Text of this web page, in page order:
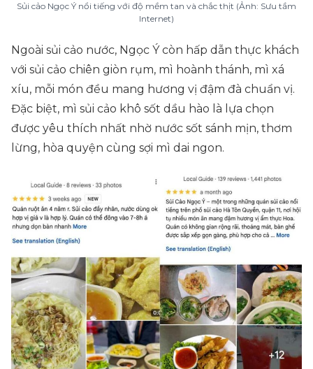
Sủi cảo Ngọc Ý nổi tiếng với độ mềm tan và chắc thịt (Ảnh: Sưu tầm
Internet)
Ngoài sủi cảo nước, Ngọc Ý còn hấp dẫn thực khách
với sủi cảo chiên giòn rụm, mì hoành thánh, mì xá
xíu, mỗi món đều mang hương vị đậm đà chuẩn vị.
Đặc biệt, mì sủi cảo khô sốt dầu hào là lựa chọn
được yêu thích nhất nhờ nước sốt sánh mịn, thơm
lừng, hòa quyện cùng sợi mì dai ngon.